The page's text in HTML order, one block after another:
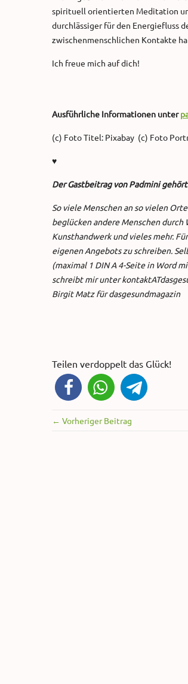
spirituell orientierten Meditation
durchlässiger für den Energiefluss
zwischenmenschlichen Kontakte
Ich freue mich auf dich!
Ausführliche Informationen unter
(c) Foto Titel: Pixabay (c) Foto
♥
Der Gastbeitrag von Padmini
So viele Menschen an so vielen
beglücken andere Menschen durch
Kunsthandwerk und vieles mehr.
eigenen Angebots zu schreiben.
(maximal 1 DIN A 4-Seite in Word
schreibt mir unter
Birgit Matz für dasgesundmagazin
Teilen verdoppelt das Glück!
← Vorheriger Beitrag